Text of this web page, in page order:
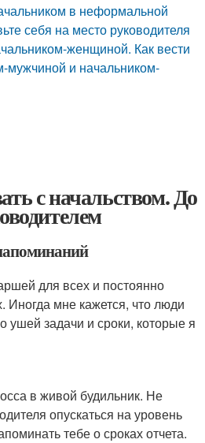
в неформальной
себя на место руководителя
женщиной. Как вести
мужчиной и начальником-
с начальством. До
для всех и постоянно
Иногда мне кажется, что люди
ушей задачи и сроки, которые я
в живой будильник. Не
опускаться на уровень
тебе о сроках отчета.